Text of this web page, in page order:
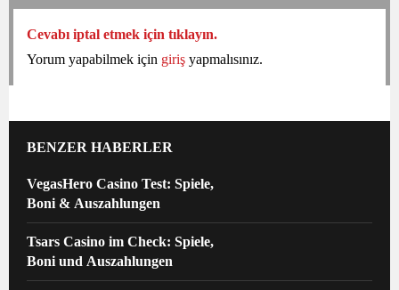
Cevabı iptal etmek için tıklayın.
Yorum yapabilmek için giriş yapmalısınız.
BENZER HABERLER
VegasHero Casino Test: Spiele,
Boni & Auszahlungen
Tsars Casino im Check: Spiele,
Boni und Auszahlungen